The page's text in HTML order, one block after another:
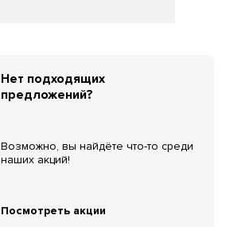
Нет подходящих
предложений?
Возможно, вы найдёте что-то среди
наших акций!
Посмотреть акции